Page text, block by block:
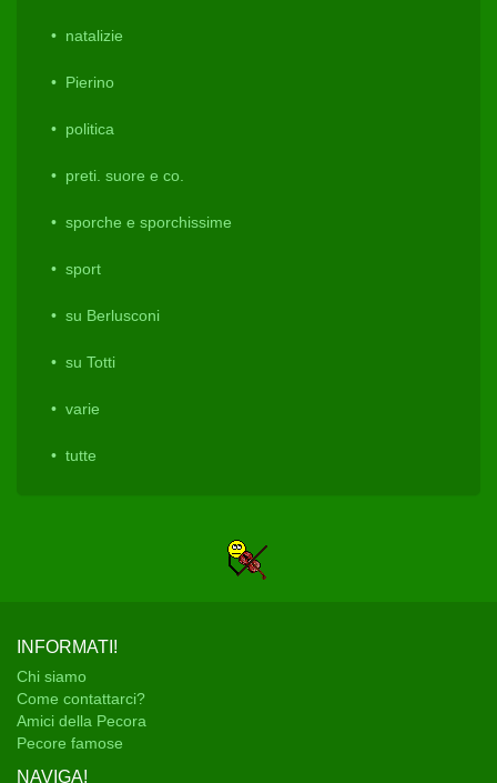
natalizie
Pierino
politica
preti. suore e co.
sporche e sporchissime
sport
su Berlusconi
su Totti
varie
tutte
INFORMATI!
Chi siamo
Come contattarci?
Amici della Pecora
Pecore famose
NAVIGA!